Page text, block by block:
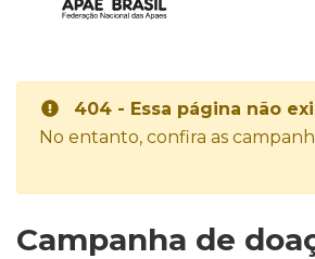
404 - Essa página não
No entanto, confira as
Campanha de